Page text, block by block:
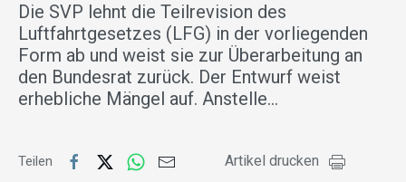
Die SVP lehnt die Teilrevision des
Luftfahrtgesetzes (LFG) in der vorliegenden
Form ab und weist sie zur Überarbeitung an
den Bundesrat zurück. Der Entwurf weist
erhebliche Mängel auf. Anstelle…
Teilen Artikel drucken